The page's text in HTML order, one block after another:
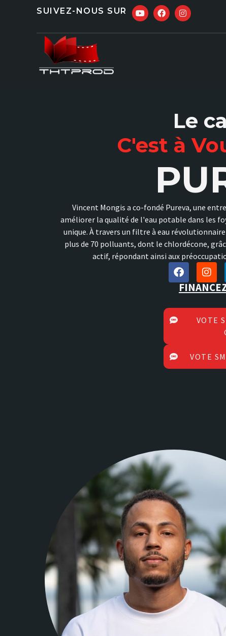
SUIVEZ-NOUS SUR
Le
C'est à
Vincent Mongis a co-fondé Pureva, une
améliorer la qualité de l'eau potable dans les
unique. À travers un filtre à eau
plus de 70 polluants, dont le chlordécone,
actif, répondant ainsi aux
VOTE
VOTE